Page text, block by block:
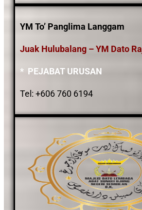
YM To’ Panglima Langgam
Juak Hulubalang – YM Dato
* PEJABAT URUSAN
Tel: +606 760 6194